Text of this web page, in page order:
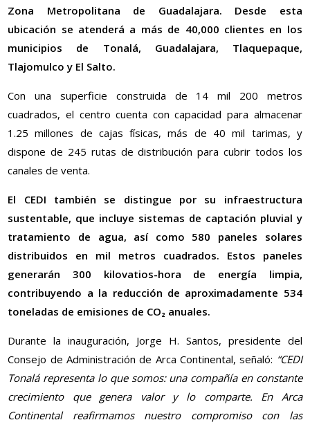
Zona Metropolitana de Guadalajara. Desde esta
ubicación se atenderá a más de 40,000 clientes en los
municipios de Tonalá, Guadalajara, Tlaquepaque,
Tlajomulco y El Salto.
Con una superficie construida de 14 mil 200 metros
cuadrados, el centro cuenta con capacidad para almacenar
1.25 millones de cajas físicas, más de 40 mil tarimas, y
dispone de 245 rutas de distribución para cubrir todos los
canales de venta.
El CEDI también se distingue por su infraestructura
sustentable, que incluye sistemas de captación pluvial y
tratamiento de agua, así como 580 paneles solares
distribuidos en mil metros cuadrados. Estos paneles
generarán 300 kilovatios-hora de energía limpia,
contribuyendo a la reducción de aproximadamente 534
toneladas de emisiones de CO₂ anuales.
Durante la inauguración, Jorge H. Santos, presidente del
Consejo de Administración de Arca Continental, señaló: “CEDI
Tonalá representa lo que somos: una compañía en constante
crecimiento que genera valor y lo comparte. En Arca
Continental reafirmamos nuestro compromiso con las